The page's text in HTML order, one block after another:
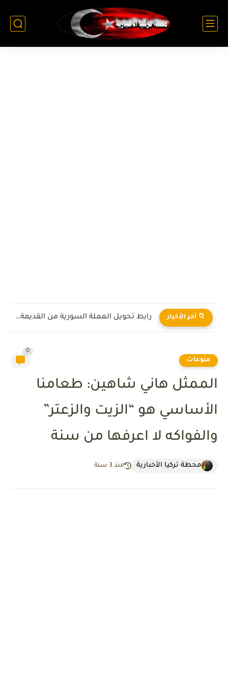
📁 آخر الأخبار رابط تحويل العملة السورية من القديمة إلى الجديدة 2026
منوعات
0
الممثل هاني شاهين: طعامنا
الأساسي هو “الزيت والزعتر”
والفواكه لا اعرفها من سنة
محطة تركيا الأخبارية منذ 3 سنة